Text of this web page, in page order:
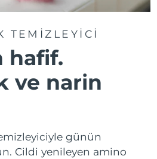
TEMIZLEYICI
hafif.
ve narin
günün
Cildi yenileyen amino